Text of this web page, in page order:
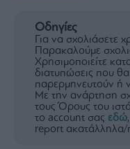
Οδηγίες
Για να σχολιάσετε
Παρακαλούμε
Χρησιμοποιείτε
διατυπώσεις που
παρερμηνευτούν ή
Με την ανάρτηση
τους Όρους του
το account σας εδώ
report ακατάλληλα/